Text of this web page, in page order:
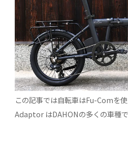
この記事では自転車はFu-Comを
Adaptor はDAHONの多くの車種で